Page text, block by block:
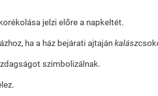
jelzi előre a napkeltét.
ha a ház bejárati ajtaján kalász
szimbolizálnak.